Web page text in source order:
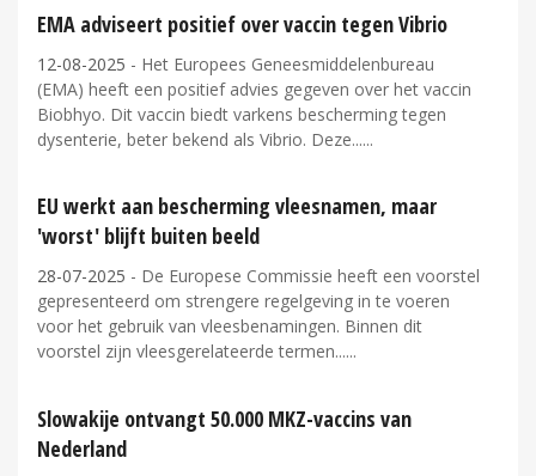
EMA adviseert positief over vaccin tegen Vibrio
12-08-2025 - Het Europees Geneesmiddelenbureau
(EMA) heeft een positief advies gegeven over het vaccin
Biobhyo. Dit vaccin biedt varkens bescherming tegen
dysenterie, beter bekend als Vibrio. Deze...
EU werkt aan bescherming vleesnamen, maar
'worst' blijft buiten beeld
28-07-2025 - De Europese Commissie heeft een voorstel
gepresenteerd om strengere regelgeving in te voeren
voor het gebruik van vleesbenamingen. Binnen dit
voorstel zijn vleesgerelateerde termen...
Slowakije ontvangt 50.000 MKZ-vaccins van
Nederland